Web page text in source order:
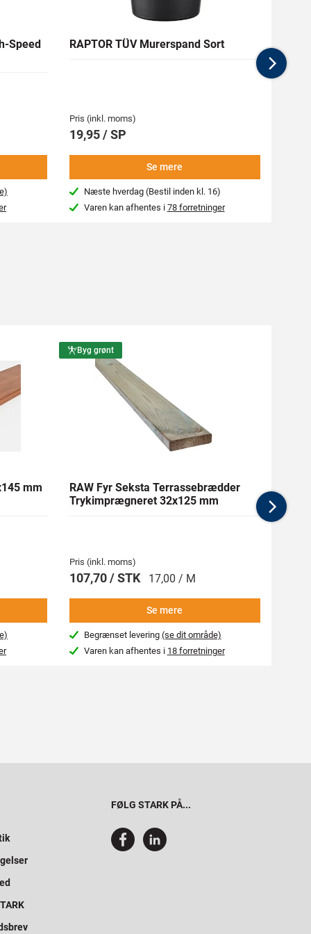
Speed
RAPTOR TÜV Murerspand Sort
Pris (inkl. moms)
19,95 / SP
Se mere
Næste hverdag (Bestil inden kl. 16)
Varen kan afhentes i 78 forretninger
mm
Byg grønt
RAW Fyr Seksta Terrassebrædder
Trykimprægneret 32x125 mm
Pris (inkl. moms)
107,70 / STK 17,00 / M
Se mere
Begrænset levering (se dit område)
Varen kan afhentes i 18 forretninger
mm
FØLG STARK PÅ...